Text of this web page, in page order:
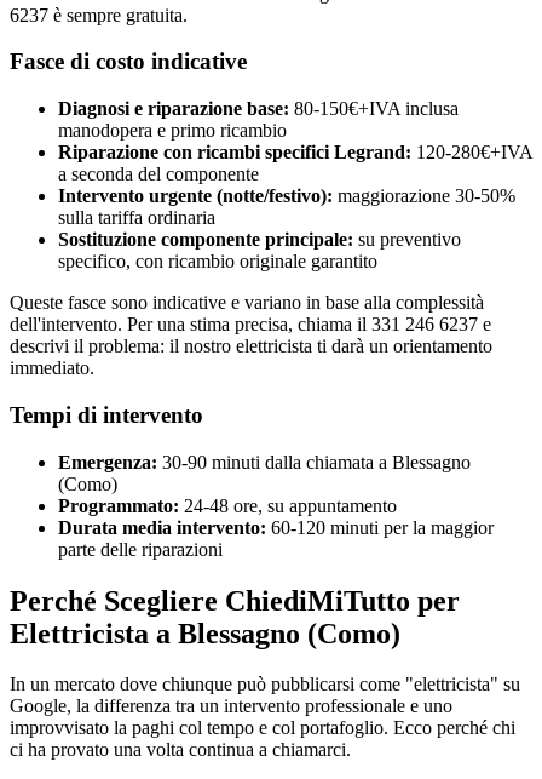
6237 è sempre gratuita.
Fasce di costo indicative
Diagnosi e riparazione base: 80-150€+IVA inclusa
manodopera e primo ricambio
Riparazione con ricambi specifici Legrand: 120-280€+IVA
a seconda del componente
Intervento urgente (notte/festivo): maggiorazione 30-50%
sulla tariffa ordinaria
Sostituzione componente principale: su preventivo
specifico, con ricambio originale garantito
Queste fasce sono indicative e variano in base alla complessità
dell'intervento. Per una stima precisa, chiama il 331 246 6237 e
descrivi il problema: il nostro elettricista ti darà un orientamento
immediato.
Tempi di intervento
Emergenza: 30-90 minuti dalla chiamata a Blessagno
(Como)
Programmato: 24-48 ore, su appuntamento
Durata media intervento: 60-120 minuti per la maggior
parte delle riparazioni
Perché Scegliere ChiediMiTutto per
Elettricista a Blessagno (Como)
In un mercato dove chiunque può pubblicarsi come "elettricista" su
Google, la differenza tra un intervento professionale e uno
improvvisato la paghi col tempo e col portafoglio. Ecco perché chi
ci ha provato una volta continua a chiamarci.